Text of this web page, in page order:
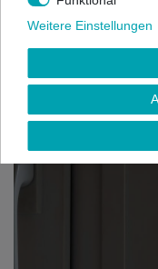
Weitere Einstellungen